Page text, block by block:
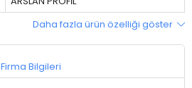
Daha fazla ürün özelliği göster
Firma Bilgileri